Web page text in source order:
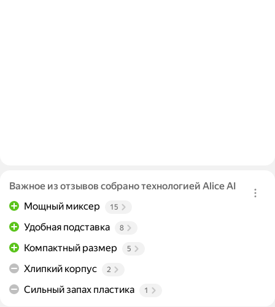
Важное из отзывов собрано технологией Alice AI
Мощный миксер
15
Удобная подставка 8
Компактный размер 5
Хлипкий корпус 2
Сильный запах пластика 1